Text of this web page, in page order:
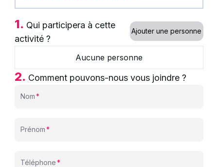
1. Qui participera à cette
activité ?
Ajouter une personne
Aucune personne
2. Comment pouvons-nous vous joindre ?
Nom
Prénom
Téléphone